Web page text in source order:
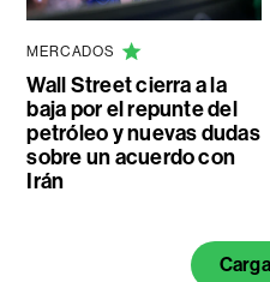
MERCADOS
Wall Street cierra a la
baja por el repunte del
petróleo y nuevas dudas
sobre un acuerdo con
Irán